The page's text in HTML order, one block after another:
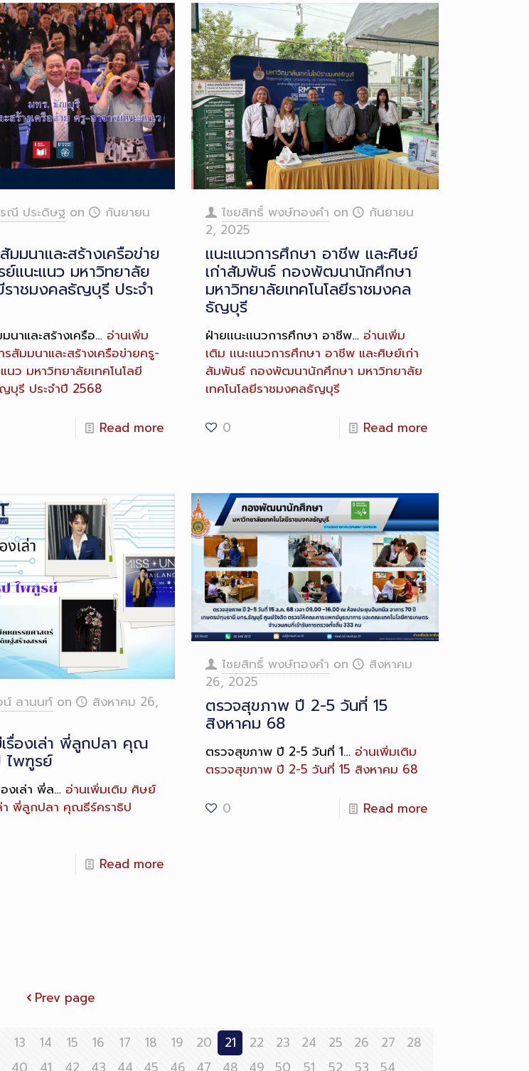
ณี ประดิษฐ on
กันยายน
มมนาและสร้างเครือข่าย
ย์แนะแนว มหาวิทยาลัย
ราชมงคลธัญบุรี ประจำ
นาและสร้างเครือ… อ่านเพิ่ม
รสัมมนาและสร้างเครือข่ายครู-
นว มหาวิทยาลัยเทคโนโลยี
บุรี ประจำปี 2568
Read more
ไชยสิทธิ์ พงษ์ทองคำ on
กันยายน
2, 2025
เเนะเเนวการศึกษา อาชีพ และศิษย์
เก่าสัมพันธ์ กองพัฒนานักศึกษา
มหาวิทยาลัยเทคโนโลยีราชมงคล
ธัญบุรี
ฝ่ายเเนะเเนวการศึกษา อาชีพ… อ่านเพิ่ม
เติม เเนะเเนวการศึกษา อาชีพ และศิษย์เก่า
สัมพันธ์ กองพัฒนานักศึกษา มหาวิทยาลัย
เทคโนโลยีราชมงคลธัญบุรี
0 Read more
ลานนท์ on
สิงหาคม 26,
รื่องเล่า พี่ลูกปลา คุณ
ไพฑูรย์
งเล่า พี่ล… อ่านเพิ่มเติม ศิษย์
ล่า พี่ลูกปลา คุณธีร์คราธิป
Read more
ไชยสิทธิ์ พงษ์ทองคำ on
สิงหาคม
26, 2025
ตรวจสุขภาพ ปี 2-5 วันที่ 15
สิงหาคม 68
ตรวจสุขภาพ ปี 2-5 วันที่ 1… อ่านเพิ่มเติม
ตรวจสุขภาพ ปี 2-5 วันที่ 15 สิงหาคม 68
0 Read more
Prev page
13 14 15 16 17 18 19 20 21 22 23 24 25 26 27
28